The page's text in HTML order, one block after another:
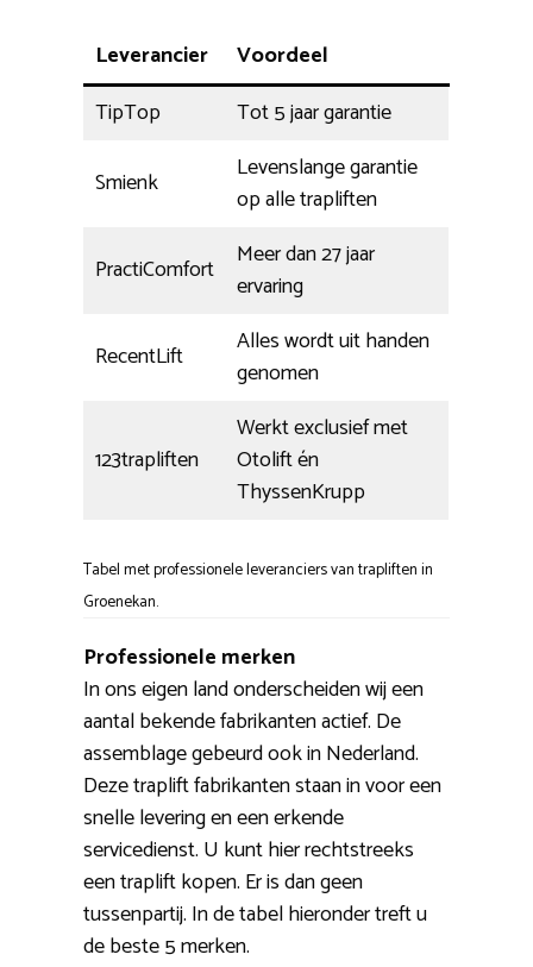
Leverancier
Voordeel
TipTop
Tot 5 jaar garantie
Smienk
Levenslange garantie
op alle trapliften
PractiComfort
Meer dan 27 jaar
ervaring
RecentLift
Alles wordt uit handen
genomen
123trapliften
Werkt exclusief met
Otolift én
ThyssenKrupp
Tabel met professionele leveranciers van trapliften in
Groenekan.
Professionele merken
In ons eigen land onderscheiden wij een
aantal bekende fabrikanten actief. De
assemblage gebeurd ook in Nederland.
Deze traplift fabrikanten staan in voor een
snelle levering en een erkende
servicedienst. U kunt hier rechtstreeks
een traplift kopen. Er is dan geen
tussenpartij. In de tabel hieronder treft u
de beste 5 merken.